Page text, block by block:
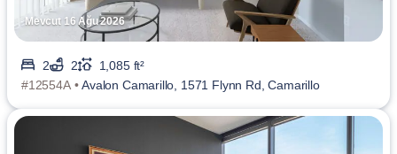
Mevcut 16 Ağu 2026
2 2
1,085 ft²
#12554A •Avalon Camarillo, 1571 Flynn Rd, Camarillo